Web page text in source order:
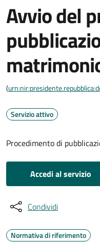
Avvio del
(
Servizio attivo
Procedimento di
Accedi al servizio
Condividi
Normativa di riferimento